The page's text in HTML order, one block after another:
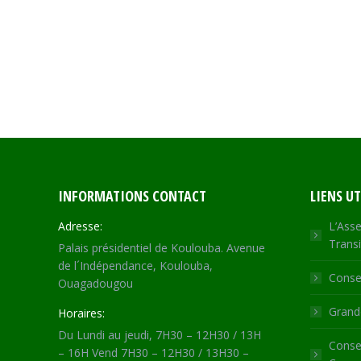
INFORMATIONS CONTACT
Adresse:
Palais présidentiel de Koulouba. Avenue
de l´Indépendance, Koulouba,
Ouagadougou
Horaires:
Du Lundi au jeudi, 7H30 – 12H30 / 13H
– 16H Vend 7H30 – 12H30 / 13H30 –
LIENS